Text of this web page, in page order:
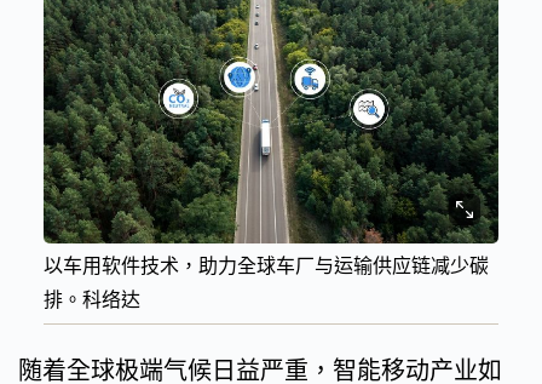
以车用软件技术，助力全球车厂与运输供应链减少碳
排。科络达
随着全球极端气候日益严重，智能移动产业如